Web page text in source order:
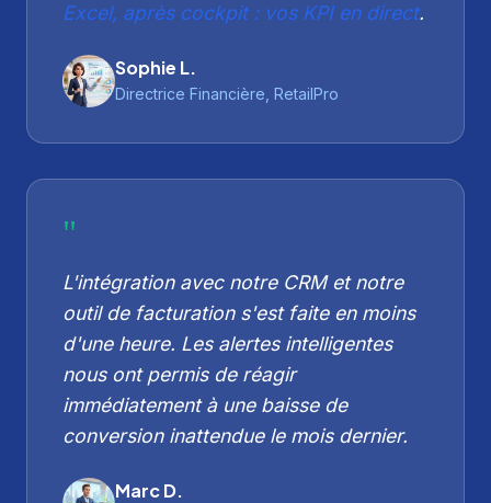
Excel, après cockpit : vos KPI en direct.
Sophie L.
Directrice Financière, RetailPro
"
L'intégration avec notre CRM et notre
outil de facturation s'est faite en moins
d'une heure. Les alertes intelligentes
nous ont permis de réagir
immédiatement à une baisse de
conversion inattendue le mois dernier.
Marc D.